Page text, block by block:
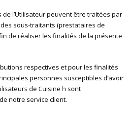
l’Utilisateur peuvent être traitées par
sous-traitants (prestataires de
de réaliser les finalités de la présente
respectives et pour les finalités
personnes susceptibles d’avoir
de Cuisine h sont
notre service client.